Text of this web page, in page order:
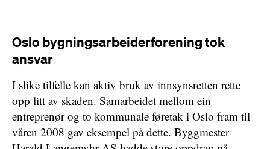
Oslo bygningsarbeiderforening tok
ansvar
I slike tilfelle kan aktiv bruk av innsynsretten rette
opp litt av skaden. Samarbeidet mellom ein
entreprenør og to kommunale føretak i Oslo fram til
våren 2008 gav eksempel på dette. Byggmester